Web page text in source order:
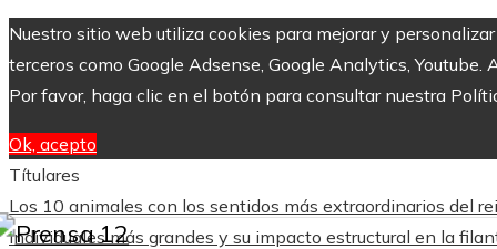
Nuestro sitio web utiliza cookies para mejorar y
terceros como Google Adsense, Google Analytics,
Por favor, haga clic en el botón para consultar nuestra
Ok, acepto
Títulares
Los 10 animales con los sentidos más extraordinarios del
individuales más grandes y su impacto estructural en la